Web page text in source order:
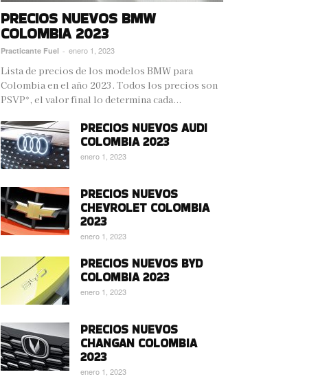
PRECIOS NUEVOS BMW
COLOMBIA 2023
Practicante Fuel - enero 1, 2023
Lista de precios de los modelos BMW para
Colombia en el año 2023. Todos los precios son
PSVP*, el valor final lo determina cada...
PRECIOS NUEVOS AUDI
COLOMBIA 2023
enero 1, 2023
PRECIOS NUEVOS
CHEVROLET COLOMBIA
2023
enero 1, 2023
PRECIOS NUEVOS BYD
COLOMBIA 2023
enero 1, 2023
PRECIOS NUEVOS
CHANGAN COLOMBIA
2023
enero 1, 2023